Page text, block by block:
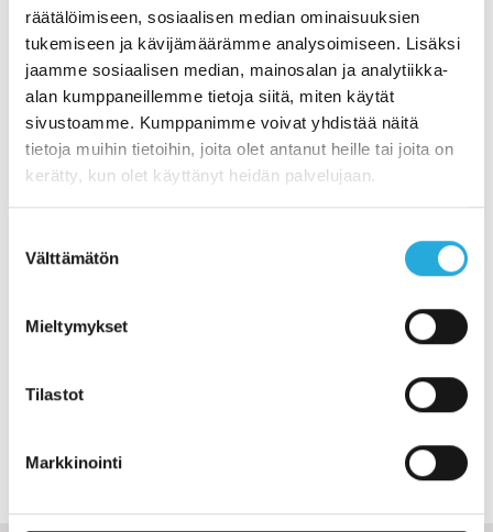
räätälöimiseen, sosiaalisen median ominaisuuksien
tukemiseen ja kävijämäärämme analysoimiseen. Lisäksi
jaamme sosiaalisen median, mainosalan ja analytiikka-
alan kumppaneillemme tietoja siitä, miten käytät
sivustoamme. Kumppanimme voivat yhdistää näitä
tietoja muihin tietoihin, joita olet antanut heille tai joita on
kerätty, kun olet käyttänyt heidän palvelujaan.
valinta
Välttämätön
Mieltymykset
Tilastot
Markkinointi
Sähköposti
Kyllä, hyväksyn tietosuojaselosteen*
Sähköposti